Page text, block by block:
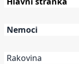
Nemoci
Rakovina